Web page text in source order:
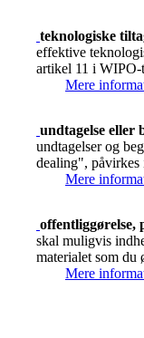
teknologiske
effektive
artikel 11 i WIPO-
Mere
undtagelse eller
undtagelser og
dealing", påvirkes
Mere
offentliggørelse,
skal muligvis
materialet som du
Mere